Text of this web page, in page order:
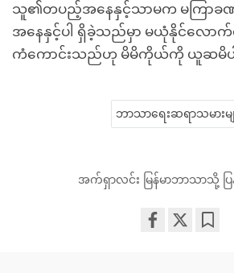
သူ၏တပည့်အနေနှင့်သာမက မကြာခ
အနေနှင့်ပါ ရှိခဲ့သည်မှာ မယုံနိုင်လောက်
ကံကောင်းသည်ဟု မိမိကိုယ်ကို ယူဆမိပ
ဘာသာရေးဆရာသမားမျ
အက်ရှာလင်း မြန်မာဘာသာသို့